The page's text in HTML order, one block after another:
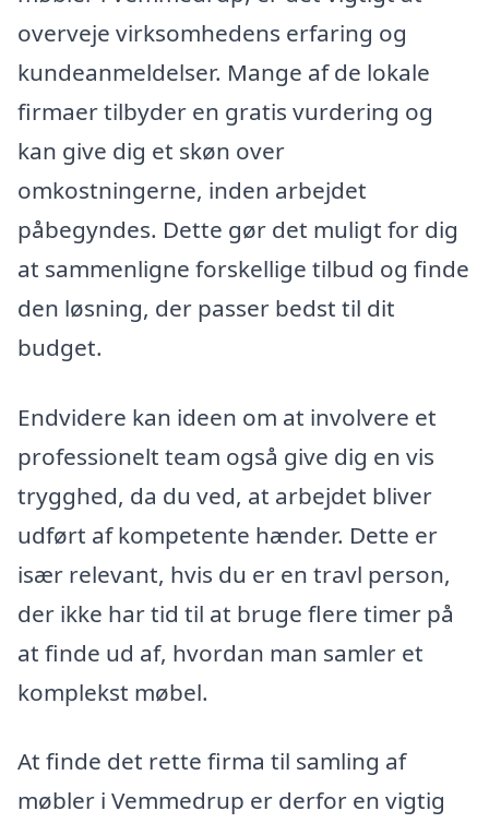
overveje virksomhedens erfaring og
kundeanmeldelser. Mange af de lokale
firmaer tilbyder en gratis vurdering og
kan give dig et skøn over
omkostningerne, inden arbejdet
påbegyndes. Dette gør det muligt for dig
at sammenligne forskellige tilbud og finde
den løsning, der passer bedst til dit
budget.
Endvidere kan ideen om at involvere et
professionelt team også give dig en vis
trygghed, da du ved, at arbejdet bliver
udført af kompetente hænder. Dette er
især relevant, hvis du er en travl person,
der ikke har tid til at bruge flere timer på
at finde ud af, hvordan man samler et
komplekst møbel.
At finde det rette firma til samling af
møbler i Vemmedrup er derfor en vigtig